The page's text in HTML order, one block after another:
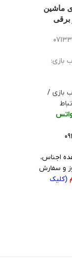
ماشین
برقی
بازی:
بازی /
اجناس،
و سفارش
(کلیک